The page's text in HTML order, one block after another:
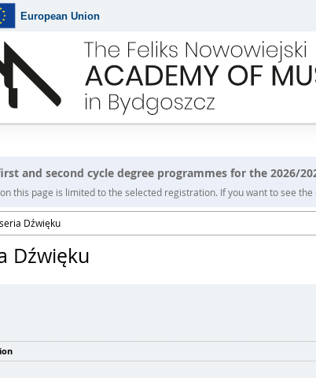
European Union
and second cycle degree programmes for the 2026/
this page is limited to the selected registration. If you want to see
Dźwięku
Dźwięku